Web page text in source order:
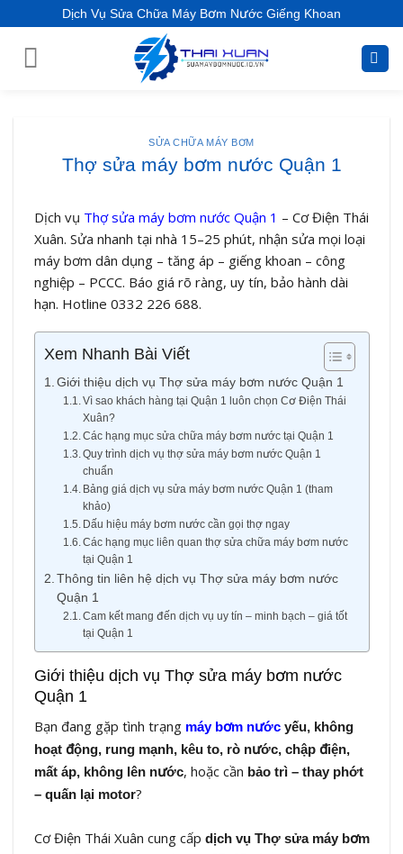
k
Dịch Vụ Sửa Chữa Máy Bơm Nước Giếng Khoan
SỬA CHỮA MÁY BƠM
Thợ sửa máy bơm nước Quận 1
Dịch vụ Thợ sửa máy bơm nước Quận 1 – Cơ Điện Thái
Xuân. Sửa nhanh tại nhà 15–25 phút, nhận sửa mọi loại
máy bơm dân dụng – tăng áp – giếng khoan – công
nghiệp – PCCC. Báo giá rõ ràng, uy tín, bảo hành dài
hạn. Hotline 0332 226 688.
Xem Nhanh Bài Viết
Giới thiệu dịch vụ Thợ sửa máy bơm nước Quận 1
Vì sao khách hàng tại Quận 1 luôn chọn Cơ Điện Thái
Xuân?
Các hạng mục sửa chữa máy bơm nước tại Quận 1
Quy trình dịch vụ thợ sửa máy bơm nước Quận 1
chuẩn
Bảng giá dịch vụ sửa máy bơm nước Quận 1 (tham
khảo)
Dấu hiệu máy bơm nước cần gọi thợ ngay
Các hạng mục liên quan thợ sửa chữa máy bơm nước
tại Quận 1
Thông tin liên hệ dịch vụ Thợ sửa máy bơm nước
Quận 1
Cam kết mang đến dịch vụ uy tín – minh bạch – giá tốt
tại Quận 1
Giới thiệu dịch vụ Thợ sửa máy bơm nước
Quận 1
Bạn đang gặp tình trạng máy bơm nướcyếu, không
hoạt động, rung mạnh, kêu to, rò nước, chập điện,
mất áp, không lên nước, hoặc cần bảo trì – thay phớt
– quấn lại motor?
Cơ Điện Thái Xuân cung cấp dịch vụ Thợ sửa máy bơm